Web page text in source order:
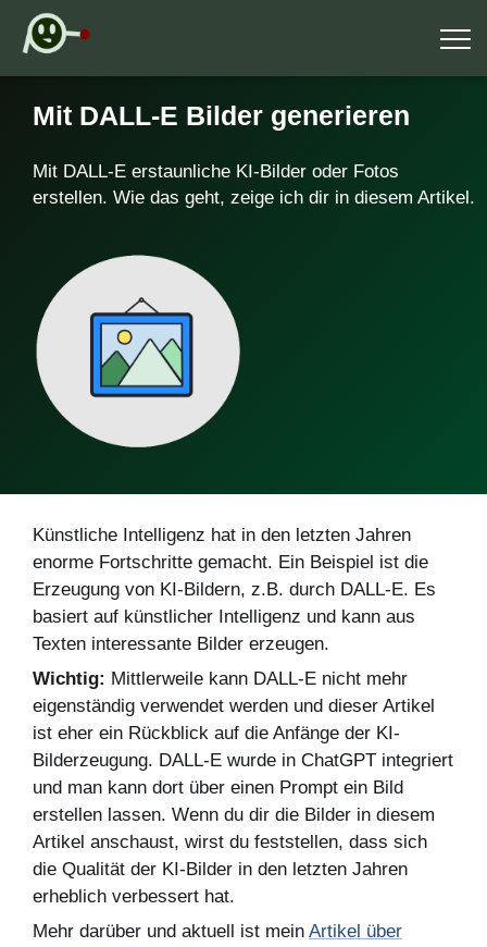
Mit DALL-E Bilder generieren
Mit DALL-E erstaunliche KI-Bilder oder Fotos
erstellen. Wie das geht, zeige ich dir in diesem Artikel.
Künstliche Intelligenz hat in den letzten Jahren
enorme Fortschritte gemacht. Ein Beispiel ist die
Erzeugung von KI-Bildern, z.B. durch DALL-E. Es
basiert auf künstlicher Intelligenz und kann aus
Texten interessante Bilder erzeugen.
Wichtig: Mittlerweile kann DALL-E nicht mehr
eigenständig verwendet werden und dieser Artikel
ist eher ein Rückblick auf die Anfänge der KI-
Bilderzeugung. DALL-E wurde in ChatGPT integriert
und man kann dort über einen Prompt ein Bild
erstellen lassen. Wenn du dir die Bilder in diesem
Artikel anschaust, wirst du feststellen, dass sich
die Qualität der KI-Bilder in den letzten Jahren
erheblich verbessert hat.
Mehr darüber und aktuell ist mein Artikel über